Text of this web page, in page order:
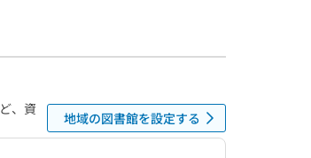
、資
地域の図書館を設定する